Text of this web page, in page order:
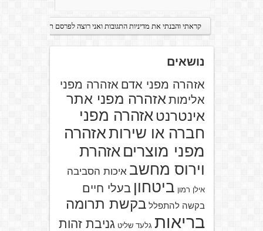
נושאים
אזהרה מפני אדם אזהרה מפני
אלימות אזהרה מפני אתר
אינטרנט אזהרה מפני
חברה או שירותאזהרה
מפני מוצרים אזהרת
וירוס מחשב איכות הסביבה
אילן רמון ביטחון בעלי חיים
בקשה להתפלל בקשת תרומה
בריאות גלעד שליט גניבת זהות